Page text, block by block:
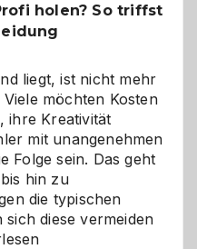
holen? So triffst
liegt, ist nicht mehr
möchten Kosten
ihre Kreativität
mit unangenehmen
Folge sein. Das geht
hin zu
die typischen
diese vermeiden